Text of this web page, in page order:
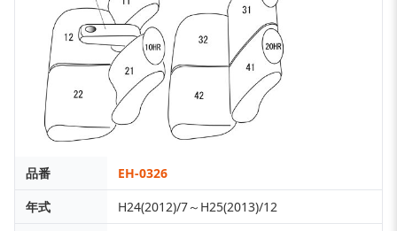
品番
EH-0326
年式
H24(2012)/7～H25(2013)/12